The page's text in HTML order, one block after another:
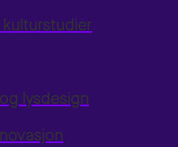
lysdesign